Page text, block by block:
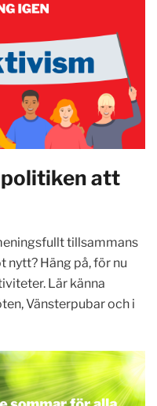
att
tillsammans
nytt? Häng på, för nu
Lär känna
Vänsterpubar och i